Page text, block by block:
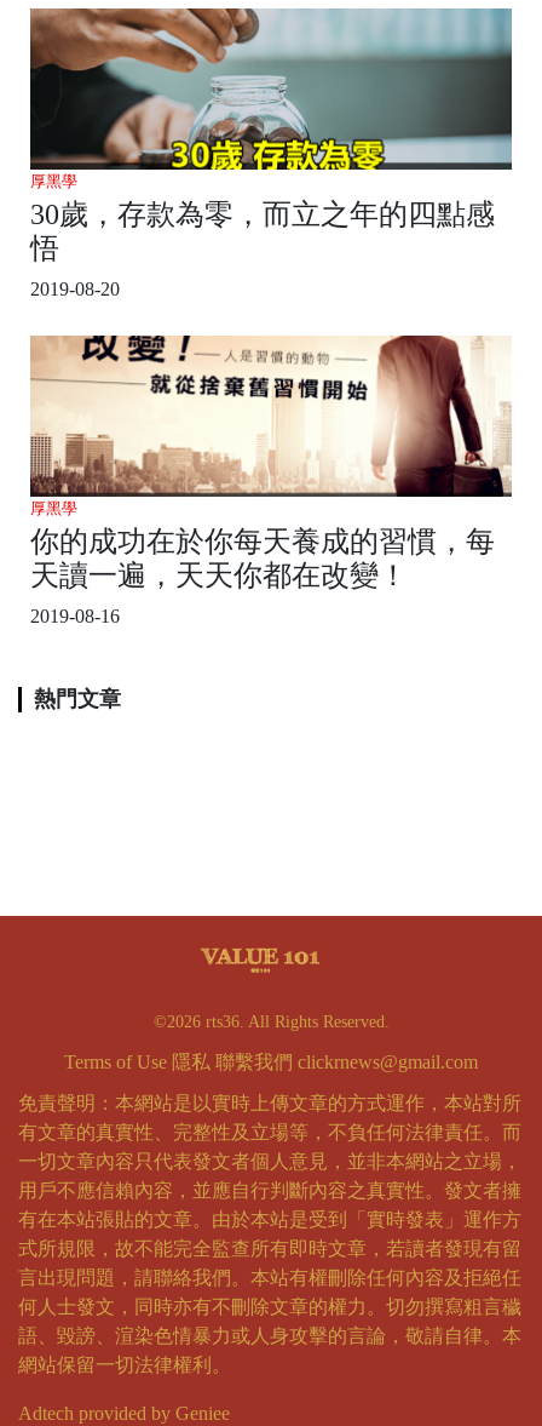
厚黑學
30歲，存款為零，而立之年的四點感
悟
2019-08-20
厚黑學
你的成功在於你每天養成的習慣，每
天讀一遍，天天你都在改變！
2019-08-16
熱門文章
©2026 rts36. All Rights Reserved.
Terms of Use 隱私 聯繫我們 clickrnews@gmail.com
免責聲明：本網站是以實時上傳文章的方式運作，本站對所
有文章的真實性、完整性及立場等，不負任何法律責任。而
一切文章內容只代表發文者個人意見，並非本網站之立場，
用戶不應信賴內容，並應自行判斷內容之真實性。發文者擁
有在本站張貼的文章。由於本站是受到「實時發表」運作方
式所規限，故不能完全監查所有即時文章，若讀者發現有留
言出現問題，請聯絡我們。本站有權刪除任何內容及拒絕任
何人士發文，同時亦有不刪除文章的權力。切勿撰寫粗言穢
語、毀謗、渲染色情暴力或人身攻擊的言論，敬請自律。本
網站保留一切法律權利。
Adtech provided by Geniee